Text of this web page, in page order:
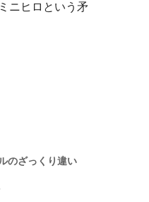
ニヒロという矛
のざっくり違い